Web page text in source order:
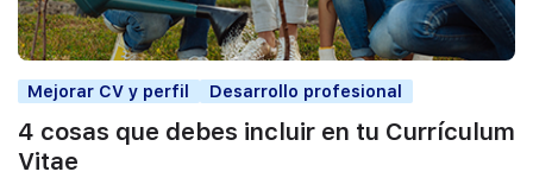
Mejorar CV y perfil Desarrollo profesional
4 cosas que debes incluir en tu Currículum
Vitae